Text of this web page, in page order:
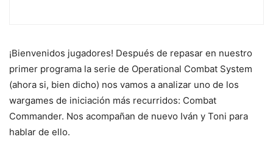
¡Bienvenidos jugadores! Después de repasar en nuestro
primer programa la serie de Operational Combat System
(ahora si, bien dicho) nos vamos a analizar uno de los
wargames de iniciación más recurridos: Combat
Commander. Nos acompañan de nuevo Iván y Toni para
hablar de ello.